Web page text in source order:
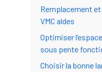
Remplacement
VMC aldes
Optimiser
sous pente
Choisir la bonne